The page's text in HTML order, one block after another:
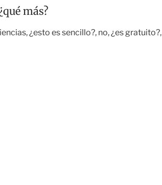
más?
¿esto es sencillo?, no, ¿es gratuito?,